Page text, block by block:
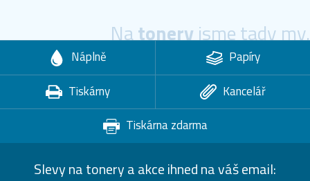
Natoneryjsme tady my.
Náplně
Papíry
Tiskárny
Kancelář
Tiskárna zdarma
Slevy na tonery a akce ihned na váš email: